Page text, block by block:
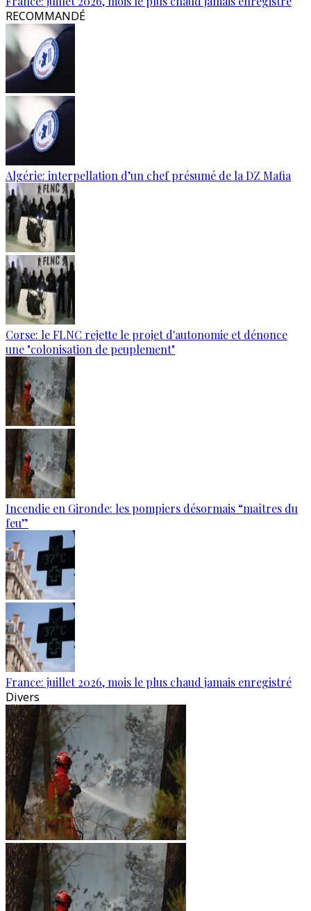
RECOMMANDÉ
Algérie: interpellation d’un chef présumé de la DZ Mafia
Corse: le FLNC rejette le projet d'autonomie et dénonce
une "colonisation de peuplement"
Incendie en Gironde: les pompiers désormais “maîtres du
feu”
France: juillet 2026, mois le plus chaud jamais enregistré
Divers